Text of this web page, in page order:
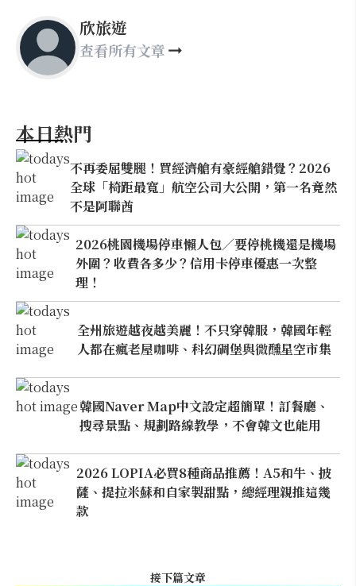
欣旅遊
查看所有文章
本日熱門
不再委屈雙腿！買經濟艙有豪經艙錯覺？2026
全球「椅距最寬」航空公司大公開，第一名竟然
不是阿聯酋
2026桃園機場停車懶人包／要停桃機還是機場
外圍？收費各多少？信用卡停車優惠一次整
理！
全州旅遊越夜越美麗！不只穿韓服，韓國年輕
人都在瘋老屋咖啡、科幻碉堡與微醺星空市集
韓國Naver Map中文設定超簡單！訂餐廳、
搜尋景點、規劃路線教學，不會韓文也能用
2026 LOPIA必買8種商品推薦！A5和牛、披
薩、提拉米蘇和自家製甜點，總經理親推這幾
款
接下篇文章